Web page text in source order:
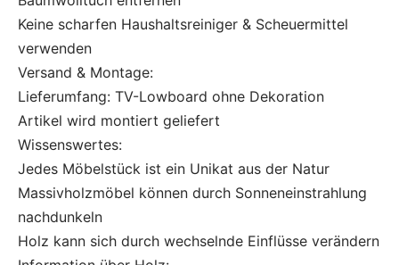
Keine scharfen Haushaltsreiniger & Scheuermittel
verwenden
Versand & Montage:
Lieferumfang: TV-Lowboard ohne Dekoration
Artikel wird montiert geliefert
Wissenswertes:
Jedes Möbelstück ist ein Unikat aus der Natur
Massivholzmöbel können durch Sonneneinstrahlung
nachdunkeln
Holz kann sich durch wechselnde Einflüsse verändern